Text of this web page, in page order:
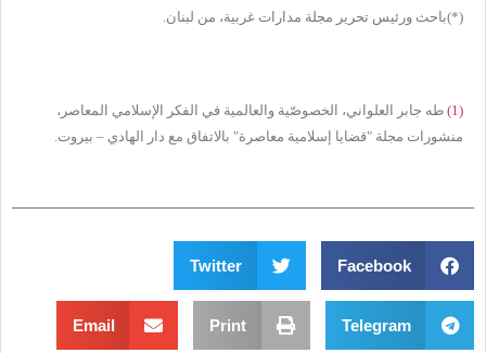
(*)باحث ورئيس تحرير مجلة مدارات غربية، من لبنان.
(1) طه جابر العلواني، الخصوصّية والعالمية في الفكر الإسلامي المعاصر،
منشورات مجلة "قضايا إسلامية معاصرة" بالاتفاق مع دار الهادي – بيروت.
Facebook
Twitter
Telegram
Print
Email